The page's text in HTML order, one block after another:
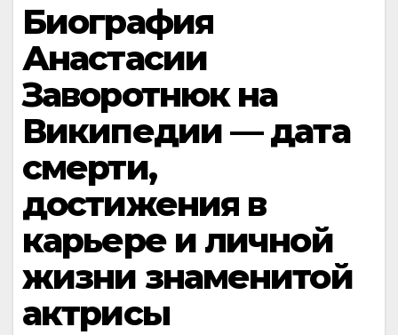
Биография
Анастасии
Заворотнюк на
Википедии — дата
смерти,
достижения в
карьере и личной
жизни знаменитой
актрисы